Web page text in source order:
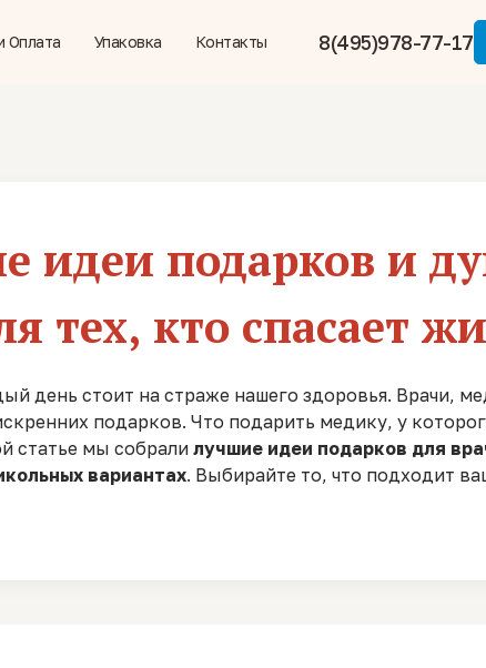
Оплата Упаковка Контакты 8(495)978-77-17
идеи подарков и
тех, кто спасает
день стоит на страже нашего здоровья. Врачи,
подарков. Что подарить медику, у
статье мы собралилучшие идеи подарков для
вариантах. Выбирайте то, что подходит